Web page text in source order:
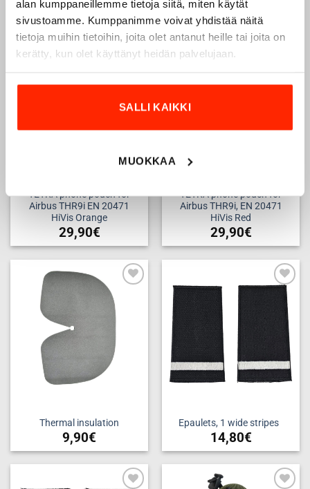
alan kumppaneillemme tietoja siitä, miten käytät
sivustoamme. Kumppanimme voivat yhdistää näitä
tietoja muihin tietoihin, joita olet antanut heille tai joita on
kerätty, kun olet käyttänyt heidän palvelujaan.
SALLI KAIKKI
MUOKKAA
29,90€ 29,90€
TETRA phone pouch for
Airbus THR9i EN 20471
HiVis Orange
29,90€
TETRA phone pouch for
Airbus THR9i, EN 20471
HiVis Red
29,90€
wishlist
Thermal insulation
9,90€
Add to
wishlist
Epaulets, 1 wide stripes
14,80€